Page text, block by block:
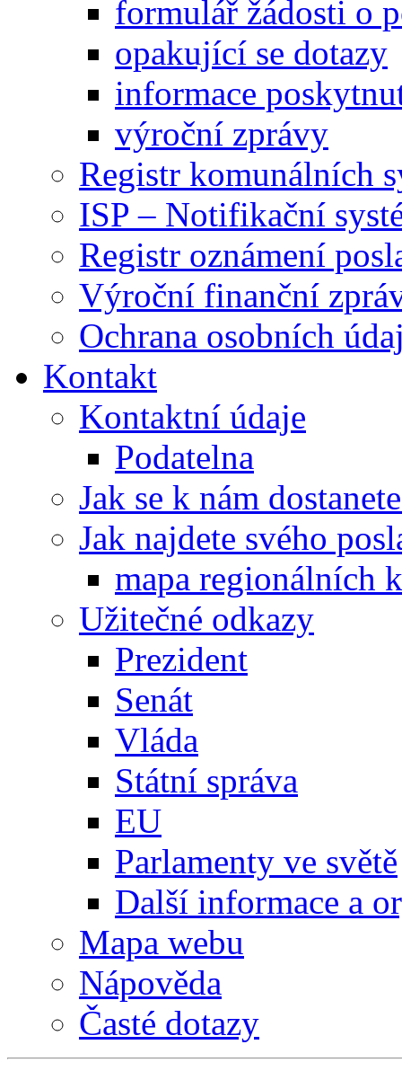
formulář žádosti o
opakující se dotazy
informace
výroční zprávy
Registr komunálních
ISP – Notifikační
Registr oznámení
Výroční finanční
Ochrana osobních
Kontakt
Kontaktní údaje
Podatelna
Jak se k nám
Jak najdete svého
mapa regionálních
Užitečné odkazy
Prezident
Senát
Vláda
Státní správa
EU
Parlamenty ve světě
Další informace a
Mapa webu
Nápověda
Časté dotazy